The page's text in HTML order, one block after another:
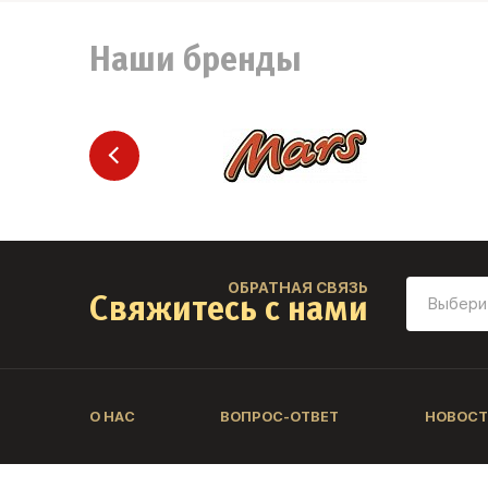
Наши бренды
ОБРАТНАЯ СВЯЗЬ
Свяжитесь с нами
О НАС ВОПРОС-ОТВЕТ